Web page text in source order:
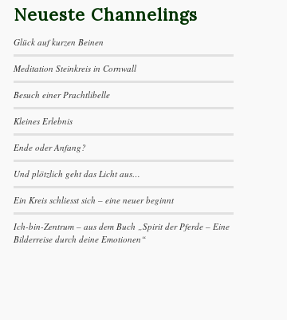
Neueste Channelings
Glück auf kurzen Beinen
Meditation Steinkreis in Cornwall
Besuch einer Prachtlibelle
Kleines Erlebnis
Ende oder Anfang?
Und plötzlich geht das Licht aus…
Ein Kreis schliesst sich – eine neuer beginnt
Ich-bin-Zentrum – aus dem Buch „Spirit der Pferde – Eine
Bilderreise durch deine Emotionen“